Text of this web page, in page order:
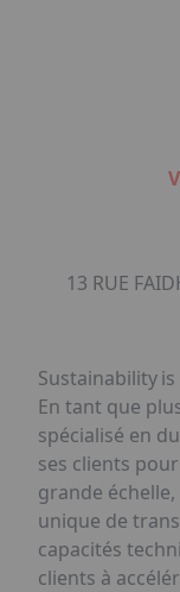
13 RUE
Sustainability
En tant que
spécialisé en
ses clients
grande
unique de
capacités
clients à